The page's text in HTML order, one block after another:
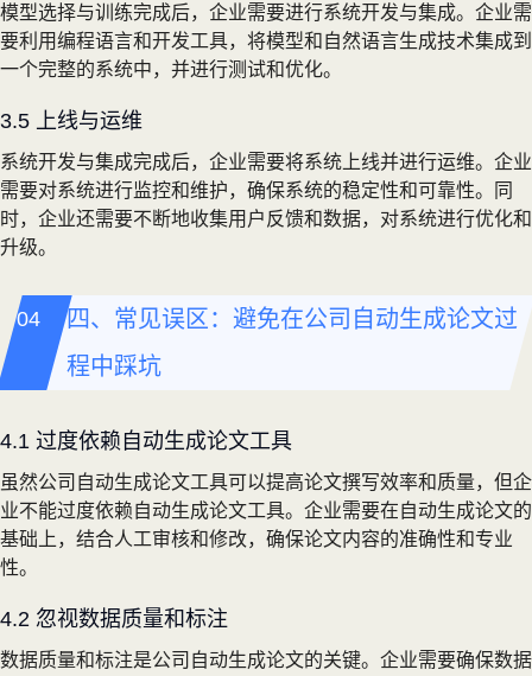
模型选择与训练完成后，企业需要进行系统开发与集成。企业需
要利用编程语言和开发工具，将模型和自然语言生成技术集成到
一个完整的系统中，并进行测试和优化。
3.5 上线与运维
系统开发与集成完成后，企业需要将系统上线并进行运维。企业
需要对系统进行监控和维护，确保系统的稳定性和可靠性。同
时，企业还需要不断地收集用户反馈和数据，对系统进行优化和
升级。
四、常见误区：避免在公司自动生成论文过
程中踩坑
4.1 过度依赖自动生成论文工具
虽然公司自动生成论文工具可以提高论文撰写效率和质量，但企
业不能过度依赖自动生成论文工具。企业需要在自动生成论文的
基础上，结合人工审核和修改，确保论文内容的准确性和专业
性。
4.2 忽视数据质量和标注
数据质量和标注是公司自动生成论文的关键。企业需要确保数据